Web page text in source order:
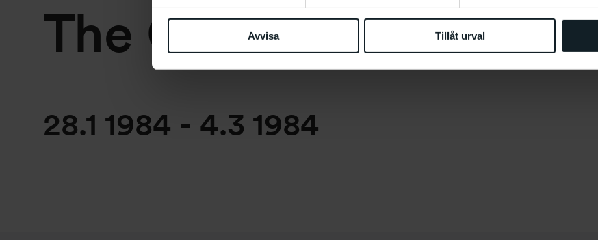
Avvisa Tillåt urval
The Characteristics of
28.1 1984 - 4.3 1984